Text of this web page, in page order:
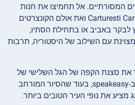
המסורתיים. אל תחמיצו את חנות
הספרים המהממת Carturesti Carusel ואת אולם הקונצרטים
לבקר באביב או בתחילת הסתיו,
עם השילוב של היסטוריה, תרבות
את סצנת הקפה של הגל השלישי של
העיר והברים הנסתרים ב-speakeasy, בעוד שהסיור המורחב
מציע את נופי העיר הטובים ביותר.